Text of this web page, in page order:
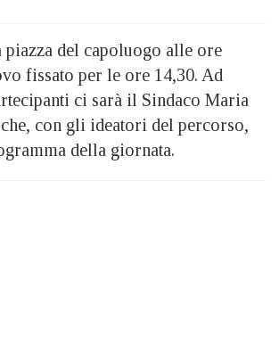
del capoluogo alle ore
fissato per le ore 14,30. Ad
ci sarà il Sindaco Maria
con gli ideatori del percorso,
della giornata.